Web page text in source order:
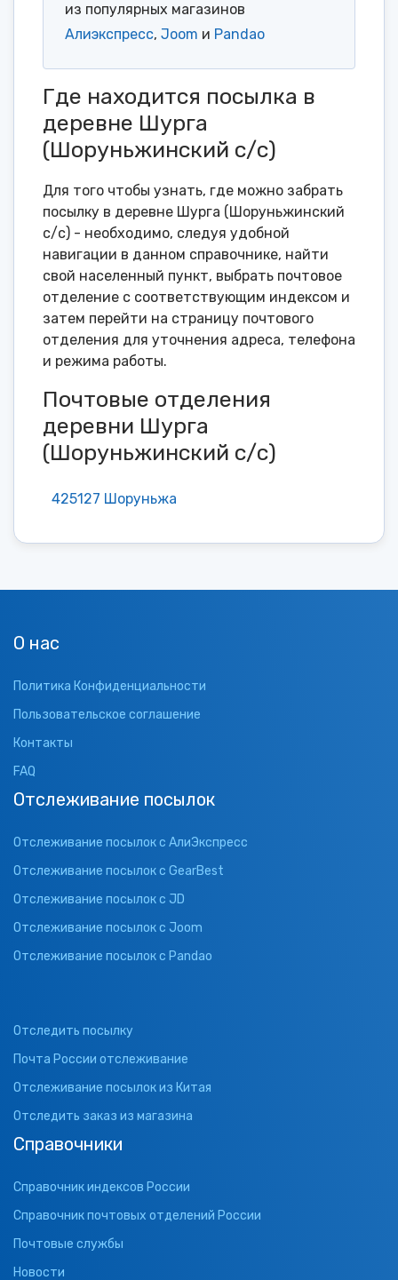
из популярных магазинов
Алиэкспресс, Joom и Pandao
Где находится посылка в
деревне Шурга
(Шоруньжинский с/с)
Для того чтобы узнать, где можно забрать
посылку в деревне Шурга (Шоруньжинский
с/с) - необходимо, следуя удобной
навигации в данном справочнике, найти
свой населенный пункт, выбрать почтовое
отделение с соответствующим индексом и
затем перейти на страницу почтового
отделения для уточнения адреса, телефона
и режима работы.
Почтовые отделения
деревни Шурга
(Шоруньжинский с/с)
425127 Шоруньжа
О нас
Политика Конфиденциальности
Пользовательское соглашение
Контакты
FAQ
Отслеживание посылок
Отслеживание посылок с АлиЭкспресс
Отслеживание посылок с GearBest
Отслеживание посылок с JD
Отслеживание посылок с Joom
Отслеживание посылок с Pandao
Отследить посылку
Почта России отслеживание
Отслеживание посылок из Китая
Отследить заказ из магазина
Справочники
Справочник индексов России
Справочник почтовых отделений России
Почтовые службы
Новости